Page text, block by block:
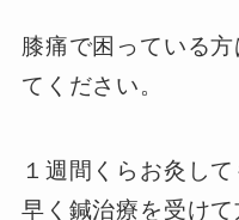
膝痛で困っている
てください。
１週間くらお灸し
早く鍼治療を受けて